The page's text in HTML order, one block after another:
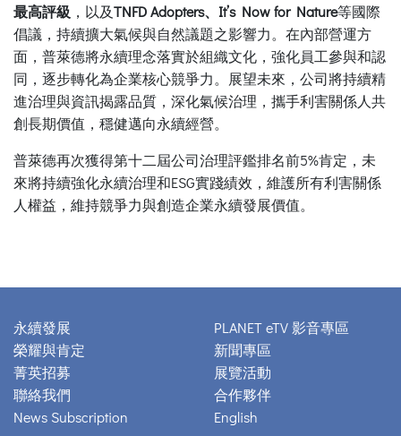
最高評級 ，以及TNFD Adopters、It’s Now for Nature等國際
倡議，持續擴大氣候與自然議題之影響力。在內部營運方
面，普萊德將永續理念落實於組織文化，強化員工參與和認
同，逐步轉化為企業核心競爭力。展望未來，公司將持續精
進治理與資訊揭露品質，深化氣候治理，攜手利害關係人共
創長期價值，穩健邁向永續經營。
普萊德再次獲得第十二屆公司治理評鑑排名前5%肯定，未
來將持續強化永續治理和ESG實踐績效，維護所有利害關係
人權益，維持競爭力與創造企業永續發展價值。
永續發展
榮耀與肯定
菁英招募
聯絡我們
News Subscription
PLANET eTV 影音專區
新聞專區
展覽活動
合作夥伴
English